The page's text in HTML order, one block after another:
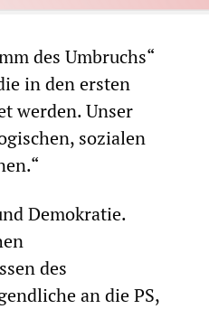
des Umbruchs“
in den ersten
werden. Unser
sozialen
Demokratie.
des
an die PS,